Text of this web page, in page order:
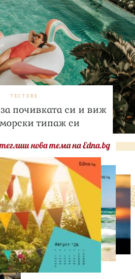
ТЕСТОВЕ
почивката си и виж
типаж си
нова тема на Edna.bg
СВОБОДНО ВРЕМЕ
Ново бебе в кралското
семейство